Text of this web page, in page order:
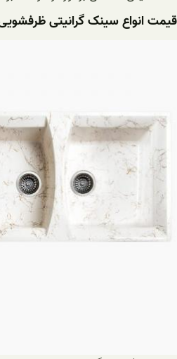
سینک گرانیتی ظرفشویی